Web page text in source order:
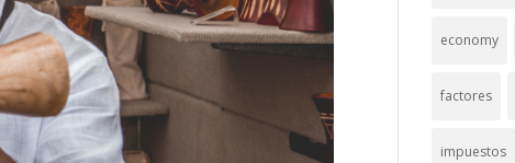
economy
factores
impuestos